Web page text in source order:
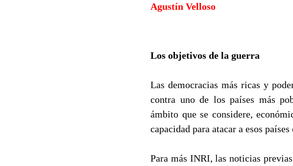
Agustín Velloso
Los objetivos de la guerra
Las democracias más ricas y
contra uno de los países más
ámbito que se considere,
capacidad para atacar a esos
Para más INRI, las noticias